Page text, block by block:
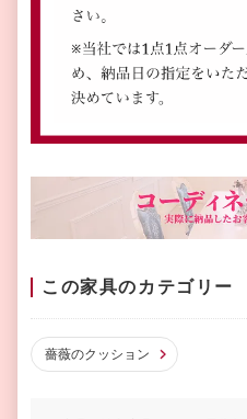
この家具のカテゴリー
薔薇のクッション